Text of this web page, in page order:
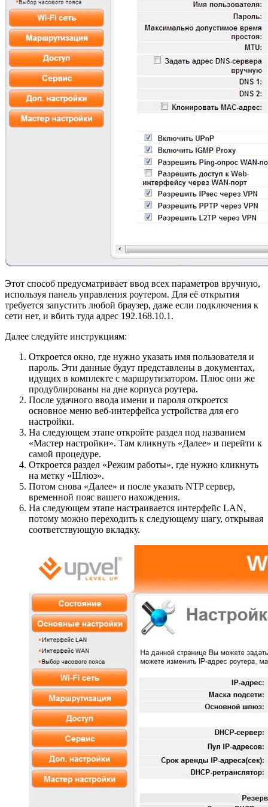
Этот способ предусматривает ввод всех параметров вручную,
используя панель управления роутером. Для её открытия
требуется запустить любой браузер, даже если подключения к
сети нет, и вбить туда адрес 192.168.10.1.
Далее следуйте инструкциям:
Откроется окно, где нужно указать имя пользователя и
пароль. Эти данные будут представлены в документах,
идущих в комплекте с маршрутизатором. Плюс они же
продублированы на дне корпуса роутера.
После удачного ввода имени и пароля откроется
основное меню веб-интерфейса устройства для его
настройки.
На следующем этапе откройте раздел под названием
«Мастер настройки». Там кликнуть «Далее» и перейти к
самой процедуре.
Откроется раздел «Режим работы», где нужно кликнуть
на метку «Шлюз».
Потом снова «Далее» и после указать NTP сервер,
временной пояс вашего нахождения.
На следующем этапе настраивается интерфейс LAN,
потому можно переходить к следующему шагу, открывая
соответствующую вкладку.